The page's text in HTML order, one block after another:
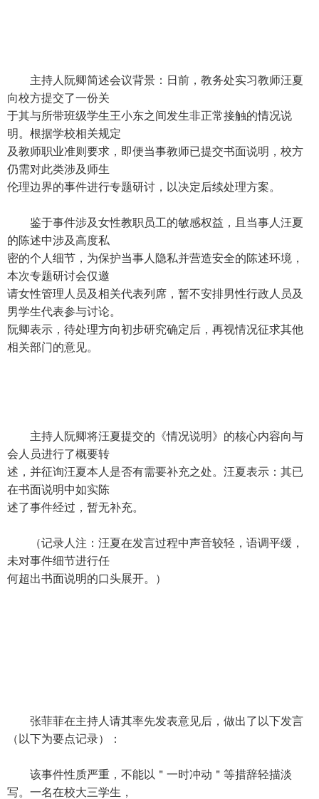
主持人阮卿简述会议背景：日前，教务处实习教师汪夏
向校方提交了一份关
于其与所带班级学生王小东之间发生非正常接触的情况说
明。根据学校相关规定
及教师职业准则要求，即便当事教师已提交书面说明，校方
仍需对此类涉及师生
伦理边界的事件进行专题研讨，以决定后续处理方案。
鉴于事件涉及女性教职员工的敏感权益，且当事人汪夏
的陈述中涉及高度私
密的个人细节，为保护当事人隐私并营造安全的陈述环境，
本次专题研讨会仅邀
请女性管理人员及相关代表列席，暂不安排男性行政人员及
男学生代表参与讨论。
阮卿表示，待处理方向初步研究确定后，再视情况征求其他
相关部门的意见。
主持人阮卿将汪夏提交的《情况说明》的核心内容向与
会人员进行了概要转
述，并征询汪夏本人是否有需要补充之处。汪夏表示：其已
在书面说明中如实陈
述了事件经过，暂无补充。
（记录人注：汪夏在发言过程中声音较轻，语调平缓，
未对事件细节进行任
何超出书面说明的口头展开。）
张菲菲在主持人请其率先发表意见后，做出了以下发言
（以下为要点记录）：
该事件性质严重，不能以＂一时冲动＂等措辞轻描淡
写。一名在校大三学生，